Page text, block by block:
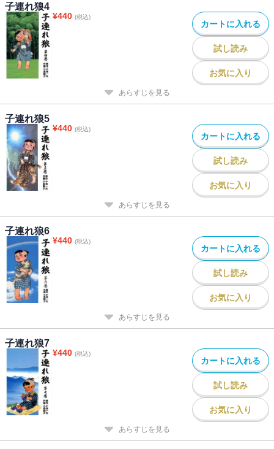
子連れ狼4
¥440 (税込)
カートに入れる
試し読み
お気に入り
あらすじを見る
子連れ狼5
¥440 (税込)
カートに入れる
試し読み
お気に入り
あらすじを見る
子連れ狼6
¥440 (税込)
カートに入れる
試し読み
お気に入り
あらすじを見る
子連れ狼7
¥440 (税込)
カートに入れる
試し読み
お気に入り
あらすじを見る